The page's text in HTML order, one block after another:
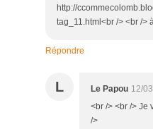
http://
tag_11.html<br /> <br />
Répondre
L Le Papou 12/
<br /> <br /> Je
/>